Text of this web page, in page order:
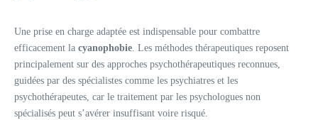
Une prise en charge adaptée est indispensable pour combattre
efficacement la cyanophobie. Les méthodes thérapeutiques reposent
principalement sur des approches psychothérapeutiques reconnues,
guidées par des spécialistes comme les psychiatres et les
psychothérapeutes, car le traitement par les psychologues non
spécialisés peut s’avérer insuffisant voire risqué.